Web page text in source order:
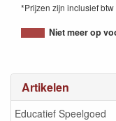
Artikelen
Educatief Speelgoed
*Prijzen zijn inclusief btw
8717249199625
Niet meer op